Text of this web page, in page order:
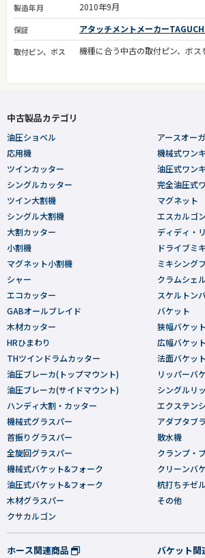
製造年月 2010年9月
保証 アタッチメントメーカー
取付ピン、ボス 機種に合う中古の取付ピン、ボス
中古製品カテゴリ
油圧ショベル
応用機
ツインカッター
シングルカッター
ツイン大割機
シングル大割機
大割カッター
小割機
マグネット小割機
シャー
エコカッター
GABオールブレイド
木材カッター
HRひまわり
THツインドラムカッター
油圧ブレーカ(トップマウント)
油圧ブレーカ(サイドマウント)
ハンディ大割・カッター
機械式グラスパー
首振りグラスパー
全旋回グラスパー
機械式バケット&フォーク
油圧式バケット&フォーク
木材グラスパー
クサカルゴン
アースオー
機械式ワン
油圧式ワン
完全油圧式
マグネット
エスカルゴン
ディディ・
ドライブミ
ミキシング
クラムシェ
スケルトン
バケット
狭幅バケット
広幅バケット
法面バケット
リッパーバ
シングルリ
エクステン
アダプタブ
散水機
クランプ・
クリーンバ
杭打ちチゼル
その他
ホース関連商品 バケット関